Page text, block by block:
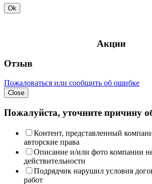
Ok
Акции
Отзыв
Пожаловаться или сообщить об ошибке
Close
Пожалуйста, уточните причину
Контент, представленный
авторские права
Описание и/или фото компании
действительности
Подрядчик нарушил условия
работ